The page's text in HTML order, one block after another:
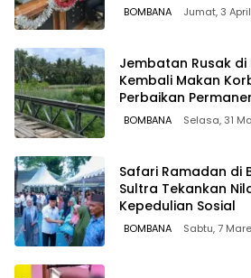
BOMBANA Jumat, 3
Jembatan Rusak
Kembali Makan
Perbaikan
BOMBANA Selasa, 31
Safari Ramadan di
Sultra Tekankan
Kepedulian Sosial
BOMBANA Sabtu, 7